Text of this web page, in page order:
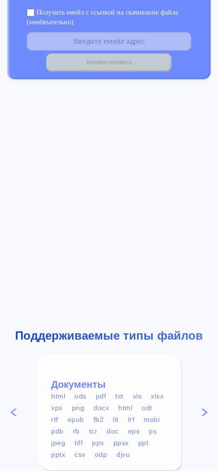
Получить емейл с ссылкой на скачивание файла
(необязательно):
Поддерживаемые типы файлов
Документы
html ods pdf txt xls
xlsx
xps
png docx html
odt
rtf
epub fb2 lit lrf
mobi
pdb
rb tcr doc eps
ps
jpeg
tiff pps ppsx
ppt
pptx
csv odp djvu
mp4